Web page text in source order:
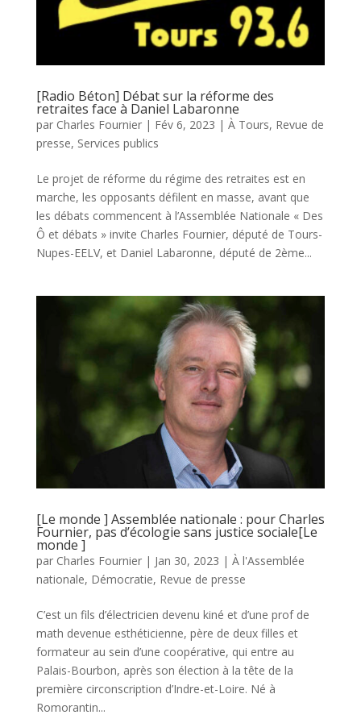
[Radio Béton] Débat sur la réforme des
retraites face à Daniel Labaronne
par Charles Fournier| Fév 6, 2023 | À Tours, Revue de
presse, Services publics
Le projet de réforme du régime des retraites est en
marche, les opposants défilent en masse, avant que
les débats commencent à l’Assemblée Nationale « Des
Ô et débats » invite Charles Fournier, député de Tours-
Nupes-EELV, et Daniel Labaronne, député de 2ème...
[Le monde ] Assemblée nationale : pour Charles
Fournier, pas d’écologie sans justice sociale[Le
monde ]
par Charles Fournier| Jan 30, 2023 | À l'Assemblée
nationale, Démocratie, Revue de presse
C’est un fils d’électricien devenu kiné et d’une prof de
math devenue esthéticienne, père de deux filles et
formateur au sein d’une coopérative, qui entre au
Palais-Bourbon, après son élection à la tête de la
première circonscription d’Indre-et-Loire. Né à
Romorantin...